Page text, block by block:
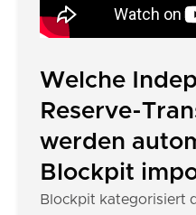
Welche
Reserve-
werden
Blockpit
Blockpit kategorisiert